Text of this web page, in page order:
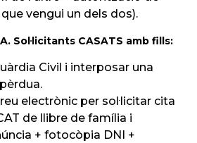
vengui un dels dos).
Sol·licitants CASATS amb fills:
Civil i interposar una
electrònic per sol·licitar cita
de llibre de família i
+ fotocòpia DNI +